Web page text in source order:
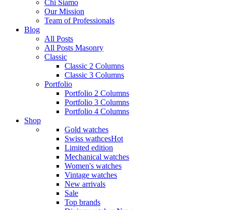
Chi Siamo
Our Mission
Team of Professionals
Blog
All Posts
All Posts Masonry
Classic
Classic 2 Columns
Classic 3 Columns
Portfolio
Portfolio 2 Columns
Portfolio 3 Columns
Portfolio 4 Columns
Shop
Gold watches
Swiss wathcesHot
Limited edition
Mechanical watches
Women's watches
Vintage watches
New arrivals
Sale
Top brands